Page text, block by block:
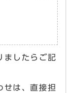
ましたらご記
せは、直接担